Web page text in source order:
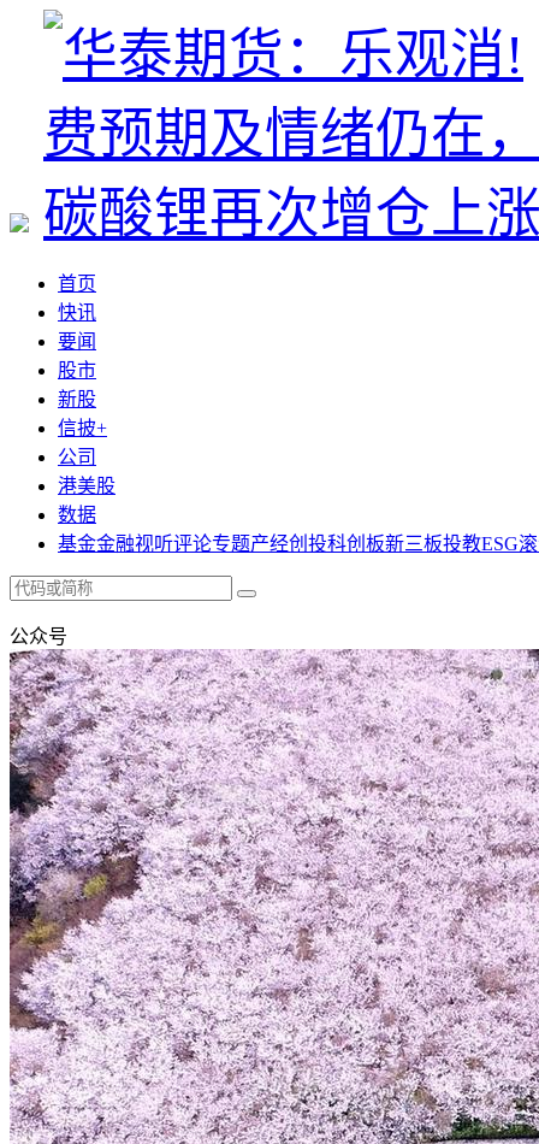
首页
快讯
要闻
股市
新股
信披+
公司
港美股
数据
基金金融视听评论专题产经创投科创板新三板投教ESG
公众号